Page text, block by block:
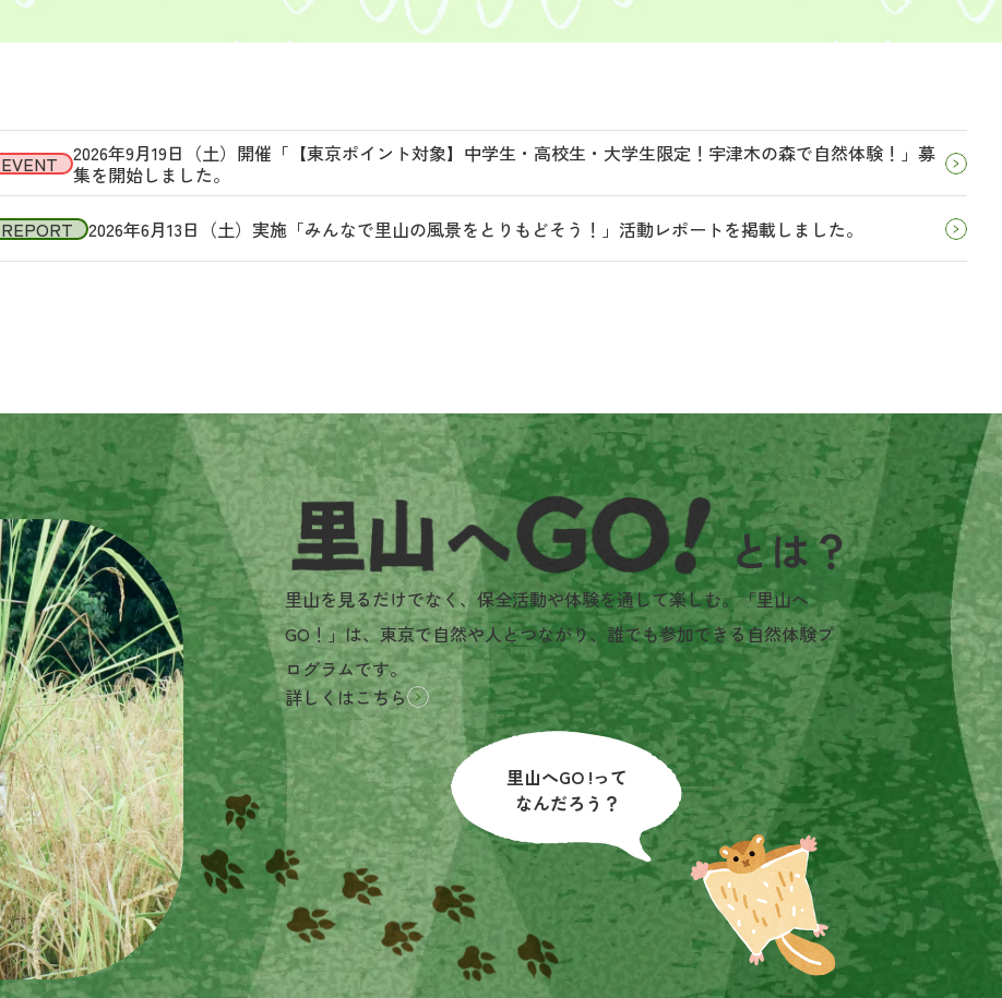
EVENT 2026年9月19日（土）開催「【東京ポイント対象】中学生・高校生・大学生限定！宇津木の森で自然体験！」募
集を開始しました。
REPORT 2026年6月13日（土）実施「みんなで里山の風景をとりもどそう！」活動レポートを掲載しました。
里山へGO!とは？
里山を見るだけでなく、保全活動や体験を通して楽しむ。「里山へ
GO！」は、東京で自然や人とつながり、誰でも参加できる自然体験プ
ログラムです。
詳しくはこちら
里山へGO !って
なんだろう？